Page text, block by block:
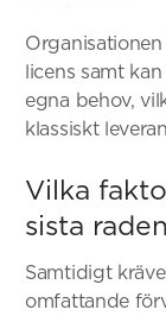
licens samt
egna behov,
klassiskt
Vilka
sista
Samtidigt
omfattande